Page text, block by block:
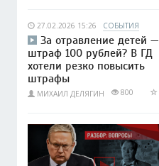
27.02.2026 15:26 СОБЫТИЯ
За отравление детей —
штраф 100 рублей? В ГД
хотели резко повысить
штрафы
МИХАИЛ ДЕЛЯГИН 800